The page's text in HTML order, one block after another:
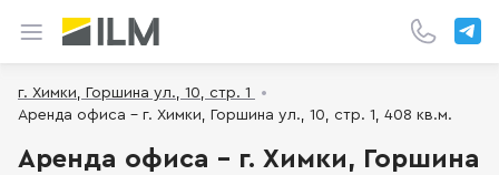
г. Химки, Горшина ул., 10, стр. 1
Аренда офиса - г. Химки, Горшина ул., 10, стр. 1, 408 кв.м.
Аренда офиса - г. Химки, Горшина